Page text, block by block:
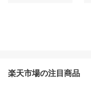
楽天市場の注目商品